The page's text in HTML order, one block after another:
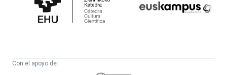
Cultura
Científica
Con el apoyo de: